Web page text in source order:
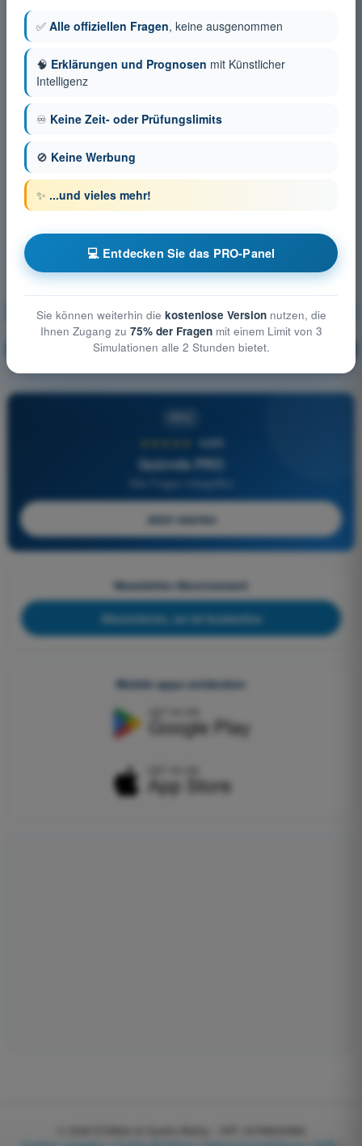
Grenzen der menschlichen Leistungsfähigkeit
Ausbildung! 🔒 PRO Erläuterung der Frage
4,6/5
Quizvds PRO
Alle Fragen inbegriffen
Jetzt starten
Newsletter-Abonnement
Abonnieren, es ist kostenlos
Mobile apps entdecken
✅ Alle offiziellen Fragen, keine ausgenommen
🧠 Erklärungen und Prognosen mit Künstlicher
Intelligenz
♾️ Keine Zeit- oder Prüfungslimits
🚫 Keine Werbung
✨ ...und vieles mehr!
💻 Entdecken Sie das PRO-Panel
Sie können weiterhin die kostenlose Versionnutzen, die
Ihnen Zugang zu 75% der Fragenmit einem Limit von 3
Simulationen alle 2 Stunden bietet.